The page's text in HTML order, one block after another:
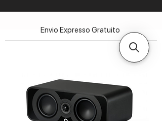
Envio Expresso Gratuito